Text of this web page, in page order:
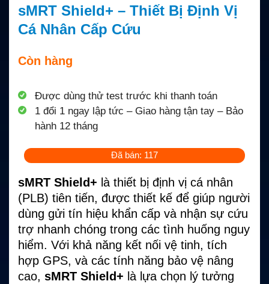
sMRT Shield+ – Thiết Bị Định Vị
Cá Nhân Cấp Cứu
Còn hàng
Được dùng thử test trước khi thanh toán
1 đổi 1 ngay lập tức – Giao hàng tận tay – Bảo
hành 12 tháng
Đã bán: 117
sMRT Shield+ là thiết bị định vị cá nhân
(PLB) tiên tiến, được thiết kế để giúp người
dùng gửi tín hiệu khẩn cấp và nhận sự cứu
trợ nhanh chóng trong các tình huống nguy
hiểm. Với khả năng kết nối vệ tinh, tích
hợp GPS, và các tính năng bảo vệ nâng
cao, sMRT Shield+ là lựa chọn lý tưởng